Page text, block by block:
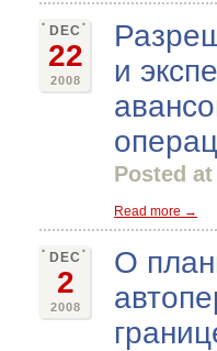
DEC
22
2008
и
Posted at
Read more →
DEC
2
2008
О